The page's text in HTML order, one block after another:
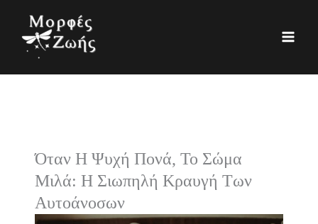
περιεχόμενο
Όταν Η Ψυχή Πονά, Το Σώμα
Μιλά: Η Σιωπηλή Κραυγή Των
Αυτοάνοσων
α
η
σ
ο